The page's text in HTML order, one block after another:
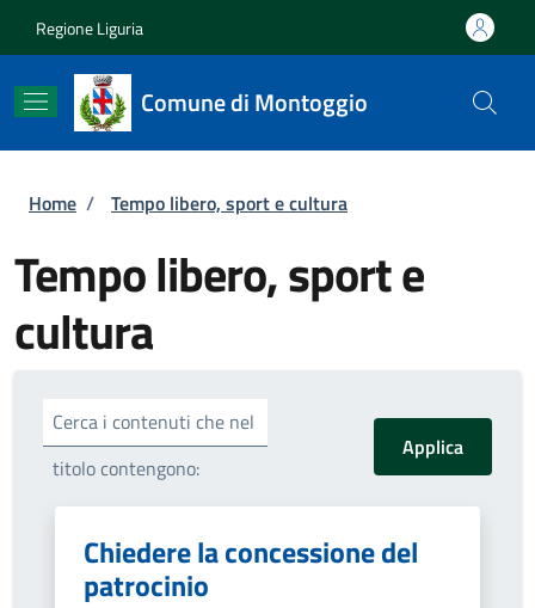
Regione Liguria
Comune di Montoggio
Briciole di pane
Home / Tempo libero, sport e cultura
Tempo libero, sport e
cultura
Cerca i contenuti che nel
titolo contengono:
Chiedere la concessione del
patrocinio